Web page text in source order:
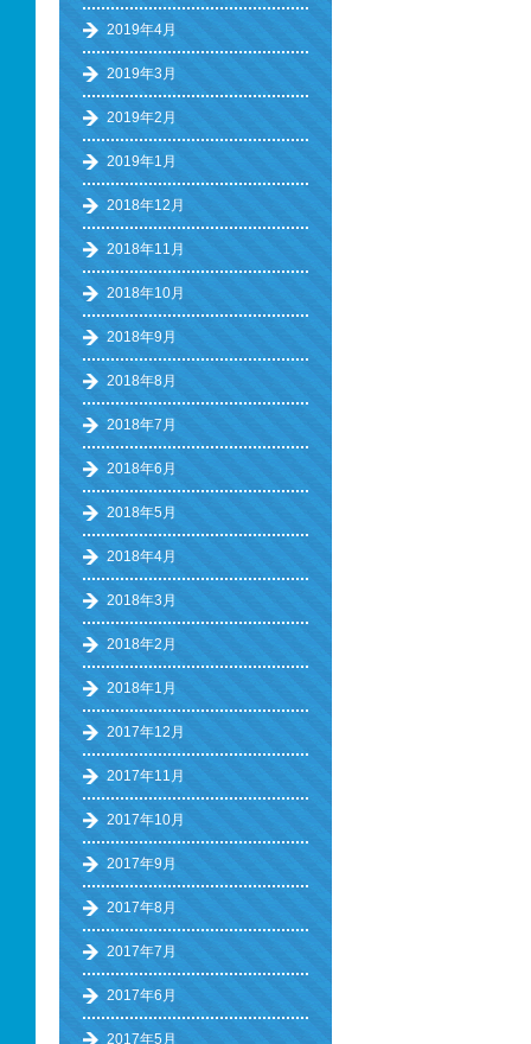
2019年4月
2019年3月
2019年2月
2019年1月
2018年12月
2018年11月
2018年10月
2018年9月
2018年8月
2018年7月
2018年6月
2018年5月
2018年4月
2018年3月
2018年2月
2018年1月
2017年12月
2017年11月
2017年10月
2017年9月
2017年8月
2017年7月
2017年6月
2017年5月